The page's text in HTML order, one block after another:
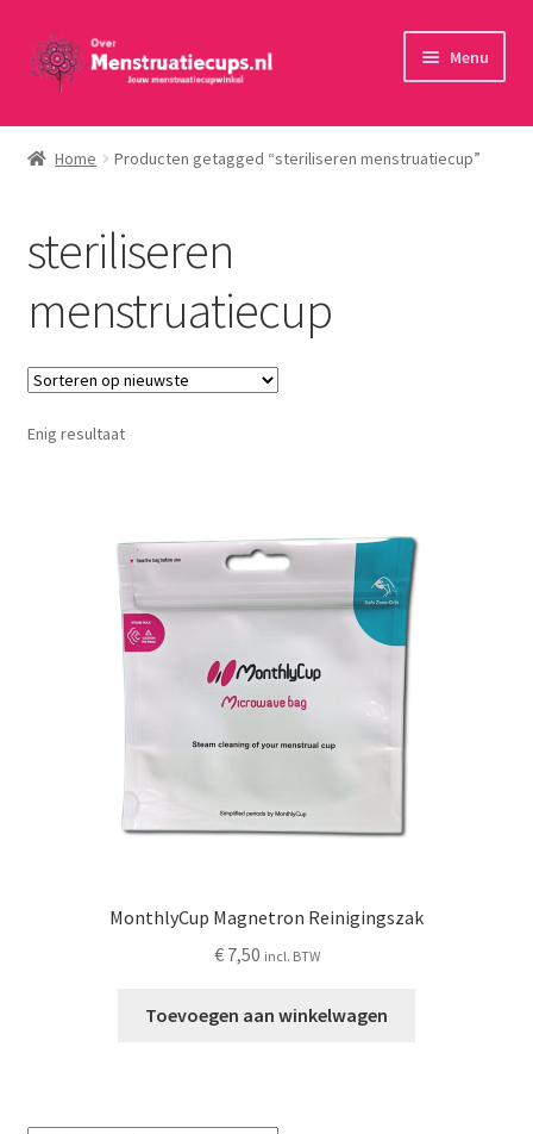
Ga
door
navigatie
Ga
naar
inhoud
Menu
Home
Menstruatiecups
Menstruatiedisks
Menstruatiesponsjes
Wasbaar maandverband
Schoonmaken
Voordeelpakketten
wat je nog meer wil weten
Home Producten getagged “steriliseren menstruatiecup”
steriliseren
menstruatiecup
Enig resultaat
MonthlyCup Magnetron Reinigingszak
€7,50 incl. BTW
Toevoegen aan winkelwagen